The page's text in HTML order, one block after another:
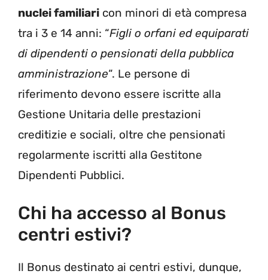
nuclei familiari con minori di età compresa
tra i 3 e 14 anni: “Figli o orfani ed equiparati
di dipendenti o pensionati della pubblica
amministrazione“. Le persone di
riferimento devono essere iscritte alla
Gestione Unitaria delle prestazioni
creditizie e sociali, oltre che pensionati
regolarmente iscritti alla Gestitone
Dipendenti Pubblici.
Chi ha accesso al Bonus
centri estivi?
Il Bonus destinato ai centri estivi, dunque,